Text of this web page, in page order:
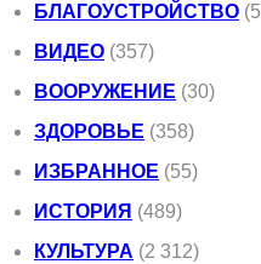
БЛАГОУСТРОЙСТВО
ВИДЕО (357)
ВООРУЖЕНИЕ (30)
ЗДОРОВЬЕ (358)
ИЗБРАННОЕ (55)
ИСТОРИЯ (489)
КУЛЬТУРА (2 312)